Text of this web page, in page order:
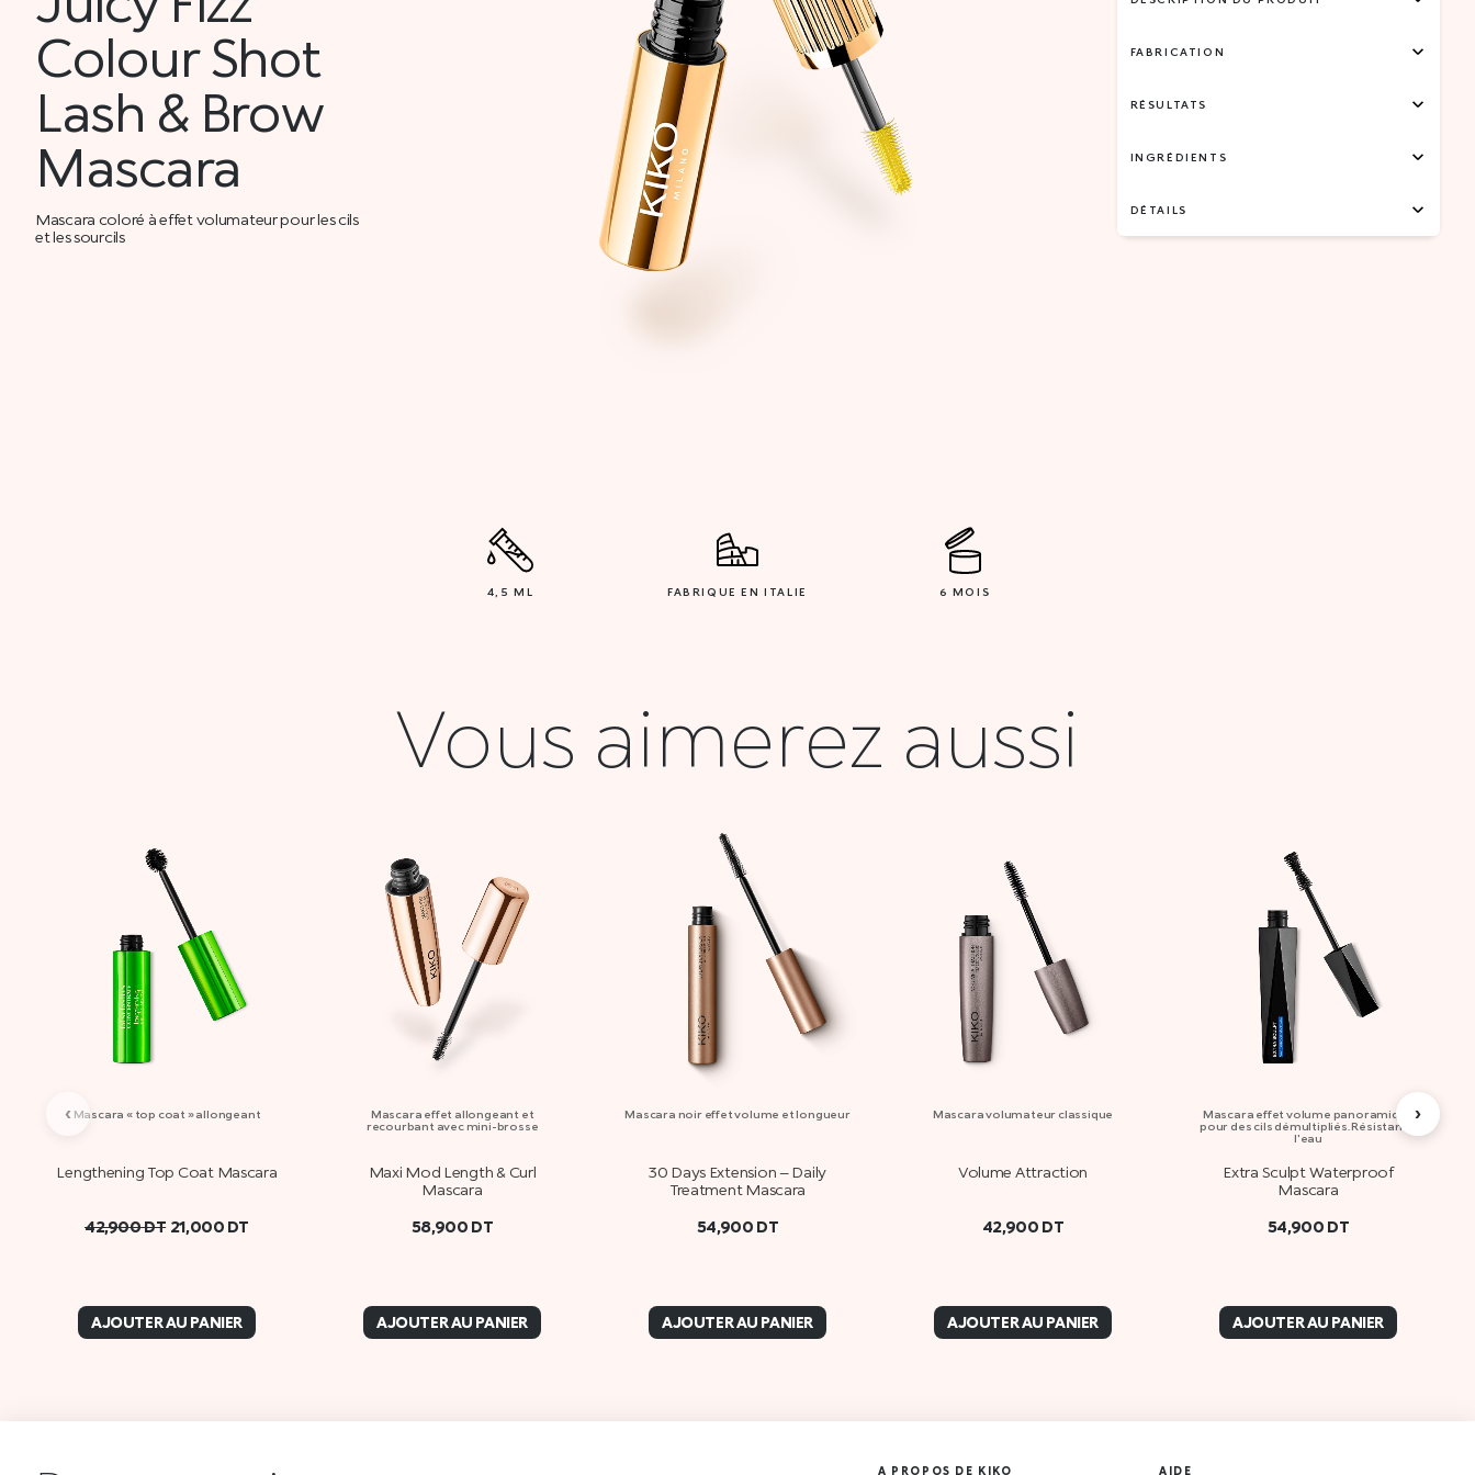
Colour Shot
Lash & Brow
Mascara
Mascara coloré à effet volumateur pour les cils
et les sourcils
FABRICATION
RÉSULTATS
INGRÉDIENTS
DÉTAILS
4,5 ML FABRIQUE EN ITALIE 6 MOIS
Vous aimerez aussi
Mascara « top coat » allongeant
Lengthening Top Coat Mascara
42,900DT
initial
était :
42,900 DT.
21,000 DT
AJOUTER AU PANIER
Mascara effet allongeant et
recourbant avec mini-brosse
Maxi Mod Length & Curl
Mascara
58,900 DT
AJOUTER AU PANIER
Mascara noir effet volume et longueur
30 Days Extension – Daily
Treatment Mascara
54,900 DT
AJOUTER AU PANIER
Mascara volumateur classique
Volume Attraction
42,900 DT
AJOUTER AU PANIER
Mascara effet volume panoramique
pour des cils démultipliés. Résistant à
l'eau
Extra Sculpt Waterproof
Mascara
54,900 DT
AJOUTER AU PANIER
‹ ›
A PROPOS DE KIKO AIDE